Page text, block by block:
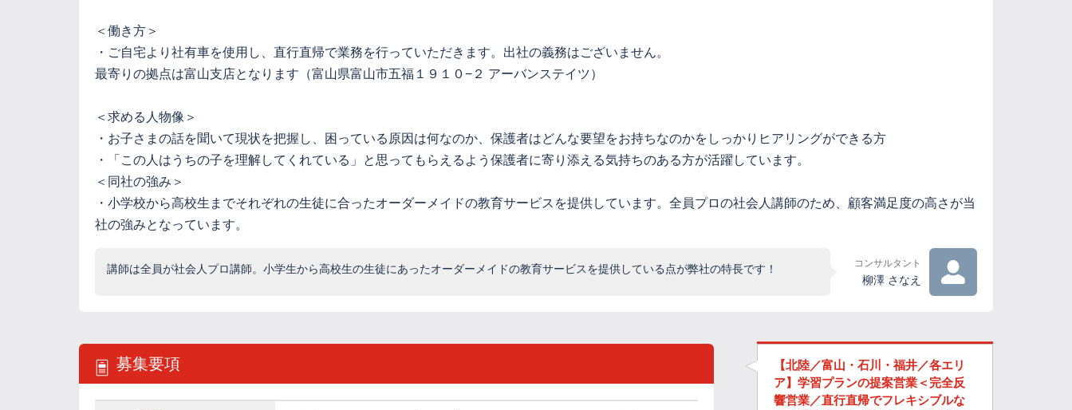
＜働き方＞
・ご自宅より社有車を使用し、直行直帰で業務を行っていただきます。出社の義務はございません。
最寄りの拠点は富山支店となります（富山県富山市五福１９１０−２ アーバンステイツ）
＜求める人物像＞
・お子さまの話を聞いて現状を把握し、困っている原因は何なのか、保護者はどんな要望をお持ちなのかをしっかりヒアリングができる方
・「この人はうちの子を理解してくれている」と思ってもらえるよう保護者に寄り添える気持ちのある方が活躍しています。
＜同社の強み＞
・小学校から高校生までそれぞれの生徒に合ったオーダーメイドの教育サービスを提供しています。全員プロの社会人講師のため、顧客満足度の高さが当
社の強みとなっています。
講師は全員が社会人プロ講師。小学生から高校生の生徒にあったオーダーメイドの教育サービスを提供している点が弊社の特長です！ コンサルタント
柳澤 さなえ
募集要項
【北陸／富山・石川・福井／各エリ
ア】学習プランの提案営業＜完全反
響営業／直行直帰でフレキシブルな